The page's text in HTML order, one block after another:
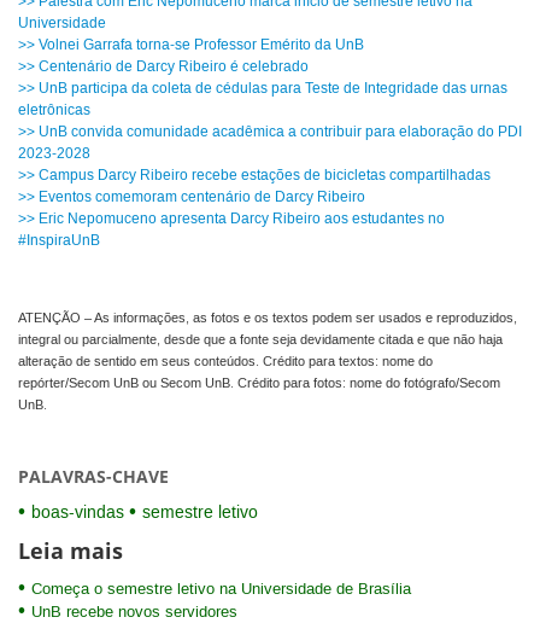
Universidade
>> Volnei Garrafa torna-se Professor Emérito da UnB
>> Centenário de Darcy Ribeiro é celebrado
>> UnB participa da coleta de cédulas para Teste de Integridade das urnas
eletrônicas
>> UnB convida comunidade acadêmica a contribuir para elaboração do PDI
2023-2028
>> Campus Darcy Ribeiro recebe estações de bicicletas compartilhadas
>> Eventos comemoram centenário de Darcy Ribeiro
>> Eric Nepomuceno apresenta Darcy Ribeiro aos estudantes no
#InspiraUnB
ATENÇÃO – As informações, as fotos e os textos podem ser usados e reproduzidos,
integral ou parcialmente, desde que a fonte seja devidamente citada e que não haja
alteração de sentido em seus conteúdos. Crédito para textos: nome do
repórter/Secom UnB ou Secom UnB. Crédito para fotos: nome do fotógrafo/Secom
UnB.
PALAVRAS-CHAVE
boas-vindas semestre letivo
Leia mais
Começa o semestre letivo na Universidade de Brasília
UnB recebe novos servidores